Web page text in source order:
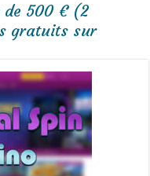
de 500 € (2
gratuits sur